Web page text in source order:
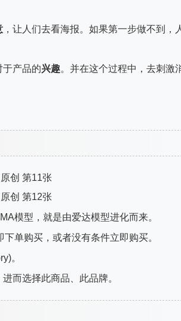
，让人们去看海报。如果第一步做不到，
于产品的兴趣。并在这个过程中，去刺激
模型，就是由爱达模型进化而来。
单购买，或者没有条件立即购买。
。
而选择此商品、此品牌。